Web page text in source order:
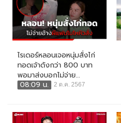
ไรเดอร์หลอนเจอหนุ่มสั่งไก่
ทอดเจ้าดังกว่า 800 บาท
พอมาส่งบอกไม่จ่าย...
08:09 น.
2 ต.ค. 2567